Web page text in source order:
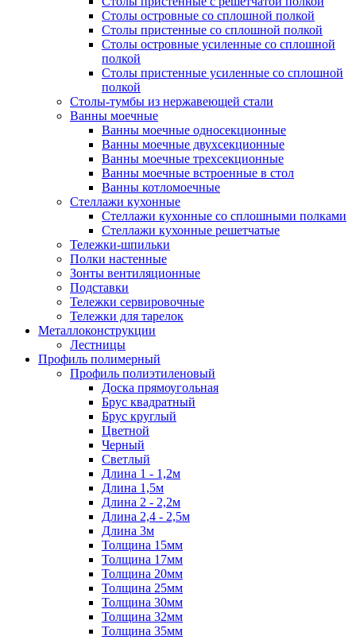
Столы островные со сплошной полкой
Столы пристенные со сплошной полкой
Столы островные усиленные со сплошной
полкой
Столы пристенные усиленные со сплошной
полкой
Столы-тумбы из нержавеющей стали
Ванны моечные
Ванны моечные односекционные
Ванны моечные двухсекционные
Ванны моечные трехсекционные
Ванны моечные встроенные в стол
Ванны котломоечные
Стеллажи кухонные
Стеллажи кухонные со сплошными полками
Стеллажи кухонные решетчатые
Тележки-шпильки
Полки настенные
Зонты вентиляционные
Подставки
Тележки сервировочные
Тележки для тарелок
Металлоконструкции
Лестницы
Профиль полимерный
Профиль полиэтиленовый
Доска прямоугольная
Брус квадратный
Брус круглый
Цветной
Черный
Светлый
Длина 1 - 1,2м
Длина 1,5м
Длина 2 - 2,2м
Длина 2,4 - 2,5м
Длина 3м
Толщина 15мм
Толщина 17мм
Толщина 20мм
Толщина 25мм
Толщина 30мм
Толщина 32мм
Толщина 35мм